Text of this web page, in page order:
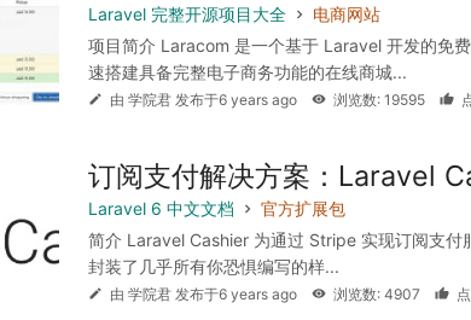
Laravel 完整开源项目大全
电商网站
项目简介 Laracom 是一个基于 Laravel 开发的免
速搭建具备完整电子商务功能的在线商城...
由 学院君 发布于6 years ago 浏览数: 19595
订阅支付解决方案：Laravel
Laravel 6 中文文档
官方扩展包
简介 Laravel Cashier 为通过 Stripe 实现订阅支付
封装了几乎所有你恐惧编写的样...
由 学院君 发布于6 years ago 浏览数: 4907